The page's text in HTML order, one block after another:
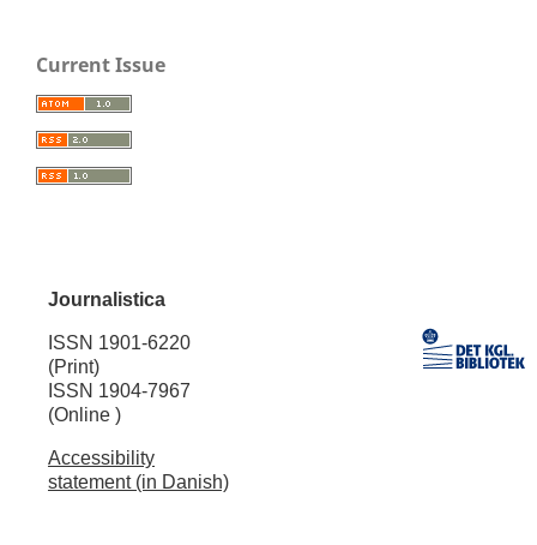
Current Issue
Journalistica
ISSN 1901-6220
(Print)
ISSN 1904-7967
(Online )
Accessibility
statement (in Danish)